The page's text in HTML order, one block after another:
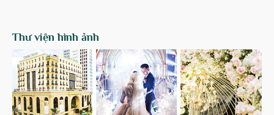
Thư viện hình ảnh